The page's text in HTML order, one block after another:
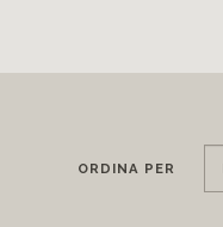
ORDINA PER